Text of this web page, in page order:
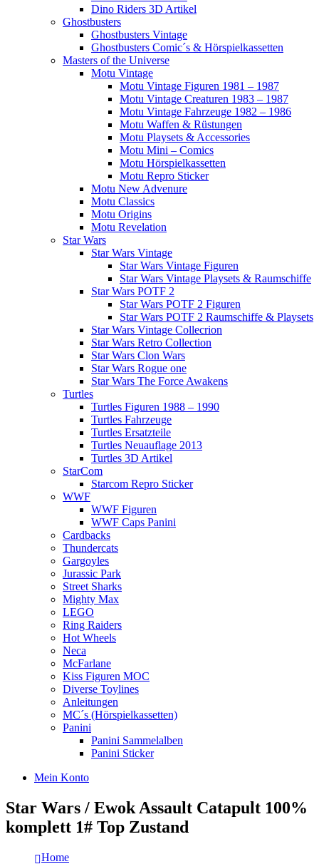
Dino Riders 3D Artikel
Ghostbusters
Ghostbusters Vintage
Ghostbusters Comic´s & Hörspielkassetten
Masters of the Universe
Motu Vintage
Motu Vintage Figuren 1981 – 1987
Motu Vintage Creaturen 1983 – 1987
Motu Vintage Fahrzeuge 1982 – 1986
Motu Waffen & Rüstungen
Motu Playsets & Accessories
Motu Mini – Comics
Motu Hörspielkassetten
Motu Repro Sticker
Motu New Advenure
Motu Classics
Motu Origins
Motu Revelation
Star Wars
Star Wars Vintage
Star Wars Vintage Figuren
Star Wars Vintage Playsets & Raumschiffe
Star Wars POTF 2
Star Wars POTF 2 Figuren
Star Wars POTF 2 Raumschiffe & Playsets
Star Wars Vintage Collecrion
Star Wars Retro Collection
Star Wars Clon Wars
Star Wars Rogue one
Star Wars The Force Awakens
Turtles
Turtles Figuren 1988 – 1990
Turtles Fahrzeuge
Turtles Ersatzteile
Turtles Neuauflage 2013
Turtles 3D Artikel
StarCom
Starcom Repro Sticker
WWF
WWF Figuren
WWF Caps Panini
Cardbacks
Thundercats
Gargoyles
Jurassic Park
Street Sharks
Mighty Max
LEGO
Ring Raiders
Hot Wheels
Neca
McFarlane
Kiss Figuren MOC
Diverse Toylines
Anleitungen
MC´s (Hörspielkassetten)
Panini
Panini Sammelalben
Panini Sticker
Mein Konto
Star Wars / Ewok Assault Catapult 100%
komplett 1# Top Zustand
Home